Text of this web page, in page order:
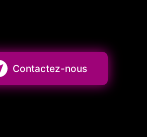
Contactez-nous